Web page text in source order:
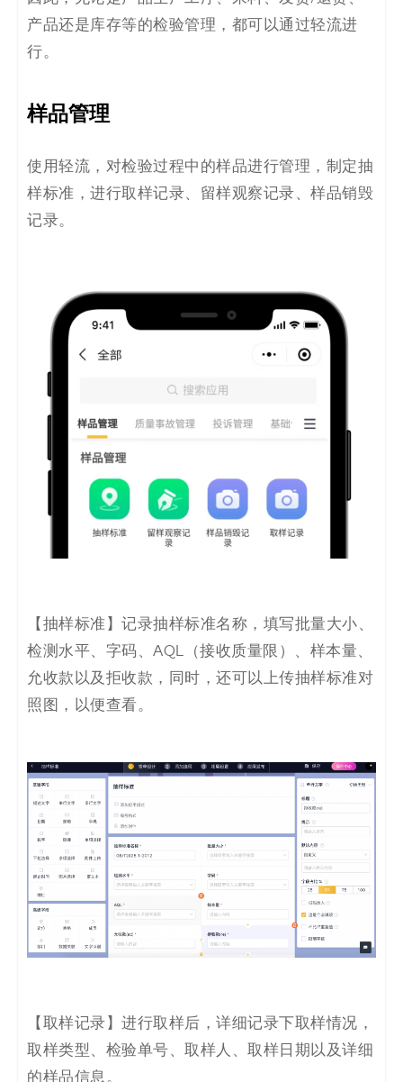
产品还是库存等的检验管理，都可以通过轻流进
行。
样品管理
使用轻流，对检验过程中的样品进行管理，制定抽
样标准，进行取样记录、留样观察记录、样品销毁
记录。
【 抽样标准 】记录抽样标准名称，填写批量大小、
检测水平、字码、AQL（接收质量限）、样本量、
允收款以及拒收款，同时，还可以上传抽样标准对
照图，以便查看。
【 取样记录 】 进行取样后，详细记录下取样情况，
取样类型、检验单号、取样人、取样日期以及详细
的样品信息。